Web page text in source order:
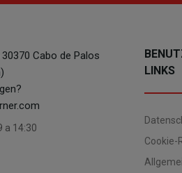
Cabo de Palos
a 14:30
LINKS
Cookie-